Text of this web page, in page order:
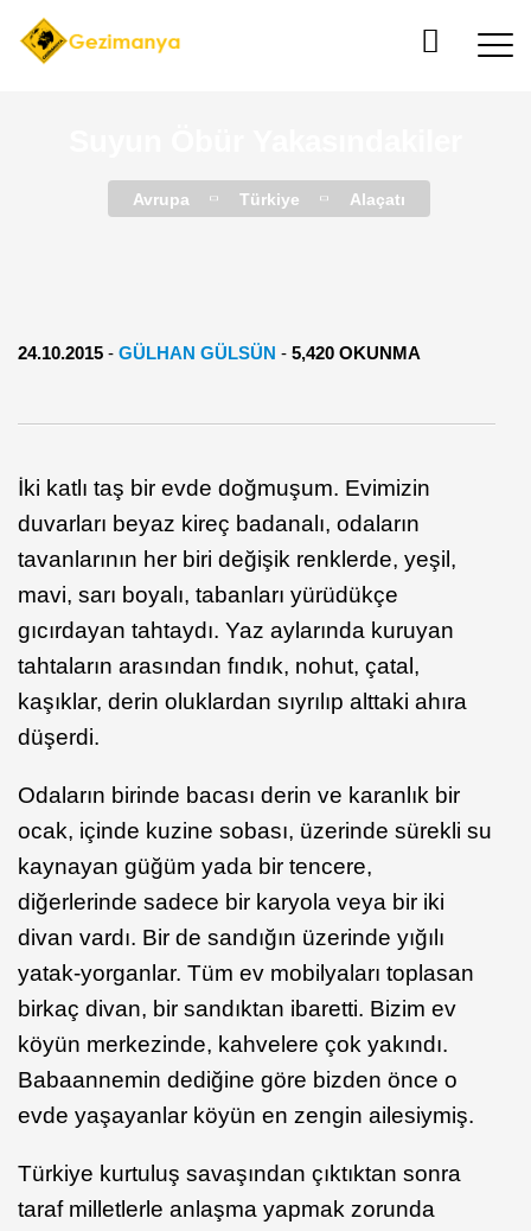
Avrupa Türkiye Alaçatı
24.10.2015 - GÜLHAN GÜLSÜN - 5,420 OKUNMA
İki katlı taş bir evde doğmuşum. Evimizin
duvarları beyaz kireç badanalı, odaların
tavanlarının her biri değişik renklerde, yeşil,
mavi, sarı boyalı, tabanları yürüdükçe
gıcırdayan tahtaydı. Yaz aylarında kuruyan
tahtaların arasından fındık, nohut, çatal,
kaşıklar, derin oluklardan sıyrılıp alttaki ahıra
düşerdi.
Odaların birinde bacası derin ve karanlık bir
ocak, içinde kuzine sobası, üzerinde sürekli su
kaynayan güğüm yada bir tencere,
diğerlerinde sadece bir karyola veya bir iki
divan vardı. Bir de sandığın üzerinde yığılı
yatak-yorganlar. Tüm ev mobilyaları toplasan
birkaç divan, bir sandıktan ibaretti. Bizim ev
köyün merkezinde, kahvelere çok yakındı.
Babaannemin dediğine göre bizden önce o
evde yaşayanlar köyün en zengin ailesiymiş.
Türkiye kurtuluş savaşından çıktıktan sonra
taraf milletlerle anlaşma yapmak zorunda